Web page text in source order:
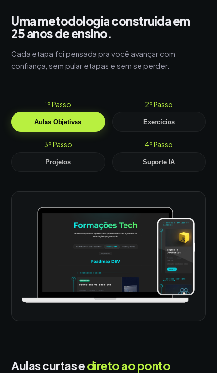
Uma metodologia construída em
25 anos de ensino.
Cada etapa foi pensada pra você avançar com
confiança, sem pular etapas e sem se perder.
1º Passo
Aulas Objetivas
2º Passo
Exercícios
3º Passo
Projetos
4º Passo
Suporte IA
Aulas curtas edireto ao ponto